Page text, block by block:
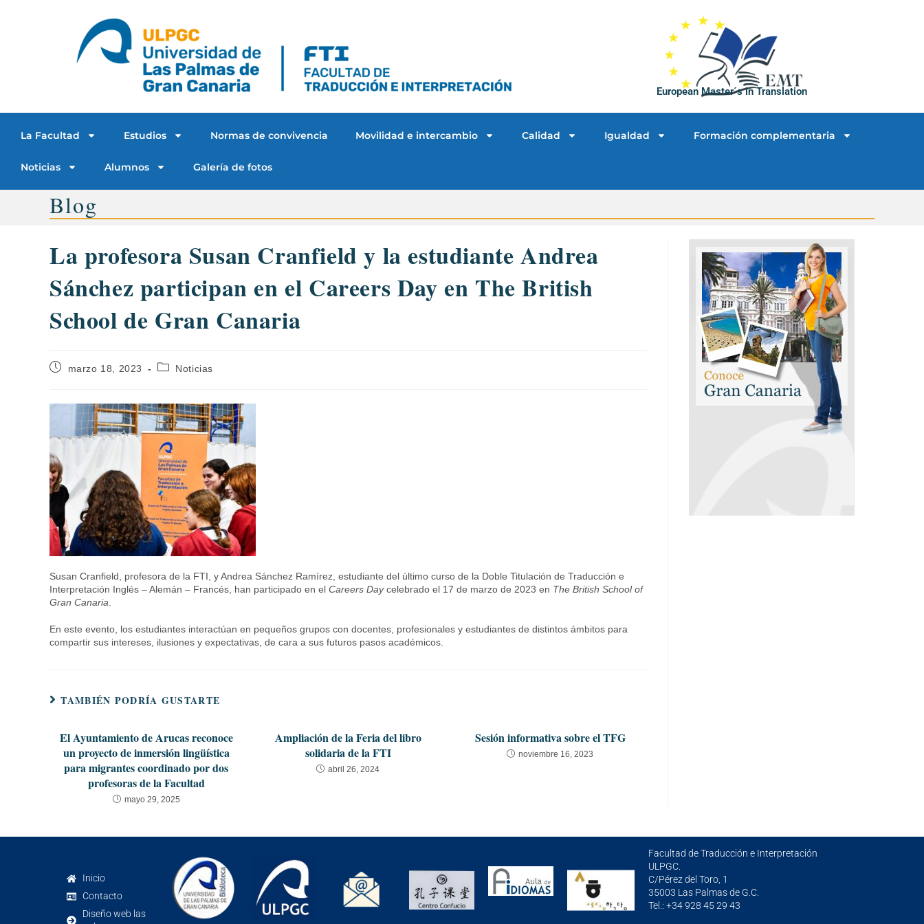
European Master´s in Translation
La Facultad Estudios Normas de convivencia Movilidad e intercambio Calidad Igualdad Formación complementaria
Noticias Alumnos Galería de fotos
Blog
La profesora Susan Cranfield y la estudiante Andrea
Sánchez participan en el Careers Day en The British
School de Gran Canaria
marzo 18, 2023 Noticias
Susan Cranfield, profesora de la FTI, y Andrea Sánchez Ramírez, estudiante del último curso de la Doble Titulación de Traducción e
Interpretación Inglés – Alemán – Francés, han participado en el Careers Daycelebrado el 17 de marzo de 2023 en The British School of
Gran Canaria
En este evento, los estudiantes interactúan en pequeños grupos con docentes, profesionales y estudiantes de distintos ámbitos para
compartir sus intereses, ilusiones y expectativas, de cara a sus futuros pasos académicos.
TAMBIÉN PODRÍA GUSTARTE
El Ayuntamiento de Arucas reconoce
un proyecto de inmersión lingüística
para migrantes coordinado por dos
profesoras de la Facultad
mayo 29, 2025
Ampliación de la Feria del libro
solidaria de la FTI
abril 26, 2024
Sesión informativa sobre el TFG
noviembre 16, 2023
Inicio
Contacto
Diseño web las
Facultad de Traducción e Interpretación
ULPGC.
C/Pérez del Toro, 1
35003 Las Palmas de G.C.
Tel.: +34 928 45 29 43